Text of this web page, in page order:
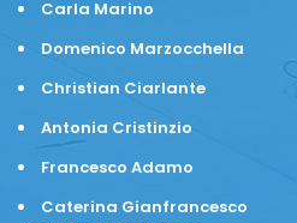
Carla Marino
Domenico Marzocchella
Christian Ciarlante
Antonia Cristinzio
Francesco Adamo
Caterina Gianfrancesco